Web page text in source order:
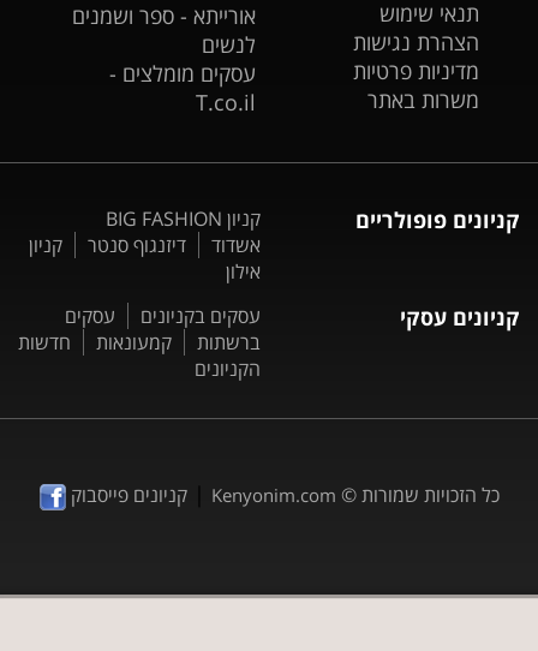
תנאי שימוש
הצהרת נגישות
מדיניות פרטיות
משרות באתר
אורייתא - ספר ושמנים
לנשים
עסקים מומלצים -
T.co.il
קניונים פופולריים
קניון BIG FASHION
אשדוד
דיזנגוף סנטר
קניון
אילון
קניונים עסקי עסקים בקניונים
עסקים
ברשתות
קמעונאות
חדשות
הקניונים
כל הזכויות שמורות © Kenyonim.com
|קניונים פייסבוק